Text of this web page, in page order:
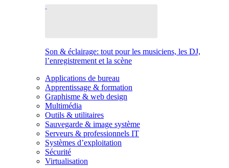
Son & éclairage: tout pour les musiciens, les DJ,
l’enregistrement et la scène
Applications de bureau
Apprentissage & formation
Graphisme & web design
Multimédia
Outils & utilitaires
Sauvegarde & image système
Serveurs & professionnels IT
Systèmes d’exploitation
Sécurité
Virtualisation